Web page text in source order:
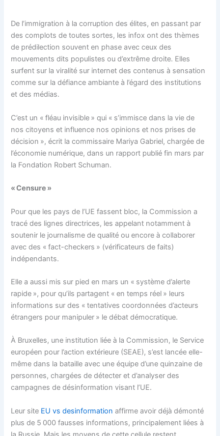
De l’immigration à la corruption des élites, en passant par
des complots de toutes sortes, les infox ont des thèmes
de prédilection souvent en phase avec ceux des
mouvements dits populistes ou d’extrême droite. Elles
surfent sur la viralité sur internet des contenus à sensation
comme sur la défiance ambiante à l’égard des institutions
et des médias.
C’est un « fléau invisible » qui « s’immisce dans la vie de
nos citoyens et influence nos opinions et nos prises de
décision », écrit la commissaire Mariya Gabriel, chargée de
l’économie numérique, dans un rapport publié fin mars par
la Fondation Robert Schuman.
« Censure »
Pour que les pays de l’UE fassent bloc, la Commission a
tracé des lignes directrices, les appelant notamment à
soutenir le journalisme de qualité ou encore à collaborer
avec des « fact-checkers » (vérificateurs de faits)
indépendants.
Elle a aussi mis sur pied en mars un « système d’alerte
rapide », pour qu’ils partagent « en temps réel » leurs
informations sur des « tentatives coordonnées d’acteurs
étrangers pour manipuler » le débat démocratique.
À Bruxelles, une institution liée à la Commission, le Service
européen pour l’action extérieure (SEAE), s’est lancée elle-
même dans la bataille avec une équipe d’une quinzaine de
personnes, chargées de détecter et d’analyser des
campagnes de désinformation visant l’UE.
Leur site EU vs desinformation affirme avoir déjà démonté
plus de 5 000 fausses informations, principalement liées à